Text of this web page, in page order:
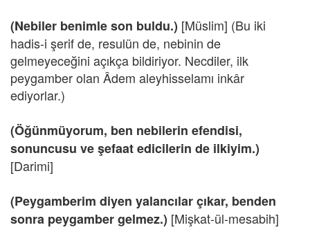
(Nebiler benimle son buldu.) [Müslim] (Bu iki
hadis-i şerif de, resulün de, nebinin de
gelmeyeceğini açıkça bildiriyor. Necdiler, ilk
peygamber olan Âdem aleyhisselamı inkâr
ediyorlar.)
(Öğünmüyorum, ben nebilerin efendisi,
sonuncusu ve şefaat edicilerin de ilkiyim.)
[Darimi]
(Peygamberim diyen yalancılar çıkar, benden
sonra peygamber gelmez.) [Mişkat-ül-mesabih]